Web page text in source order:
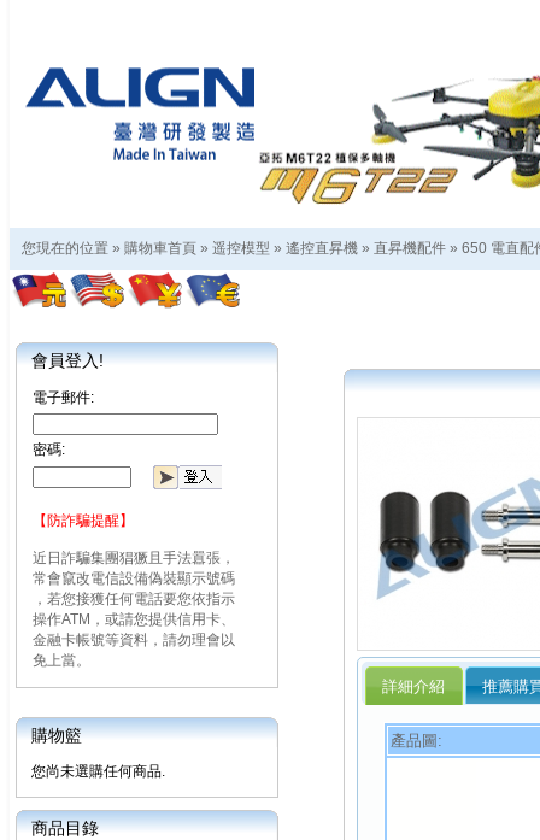
您現在的位置 » 購物車首頁 » 遥控模型 » 遙控直昇機 » 直昇機配件 » 650 電直配
會員登入!
電子郵件:
密碼:
【防詐騙提醒】
近日詐騙集團猖獗且手法囂張，
常會竄改電信設備偽裝顯示號碼
，若您接獲任何電話要您依指示
操作ATM，或請您提供信用卡、
金融卡帳號等資料，請勿理會以
免上當。
購物籃
您尚未選購任何商品.
商品目錄
詳細介紹 推薦購
產品圖: